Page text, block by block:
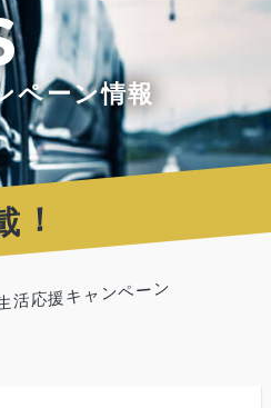
ペーン情報
応援キャンペーン